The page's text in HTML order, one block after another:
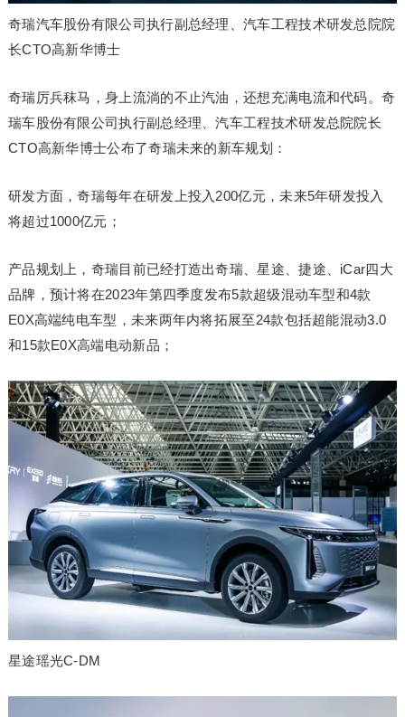
奇瑞汽车股份有限公司执行副总经理、汽车工程技术研发总院院
长CTO高新华博士
奇瑞厉兵秣马，身上流淌的不止汽油，还想充满电流和代码。奇
瑞车股份有限公司执行副总经理、汽车工程技术研发总院院长
CTO高新华博士公布了奇瑞未来的新车规划：
研发方面，奇瑞每年在研发上投入200亿元，未来5年研发投入
将超过1000亿元；
产品规划上，奇瑞目前已经打造出奇瑞、星途、捷途、iCar四大
品牌，预计将在2023年第四季度发布5款超级混动车型和4款
E0X高端纯电车型，未来两年内将拓展至24款包括超能混动3.0
和15款E0X高端电动新品；
星途瑶光C-DM